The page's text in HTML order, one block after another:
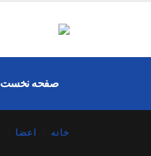
صفحه نخست
خانه اعضا